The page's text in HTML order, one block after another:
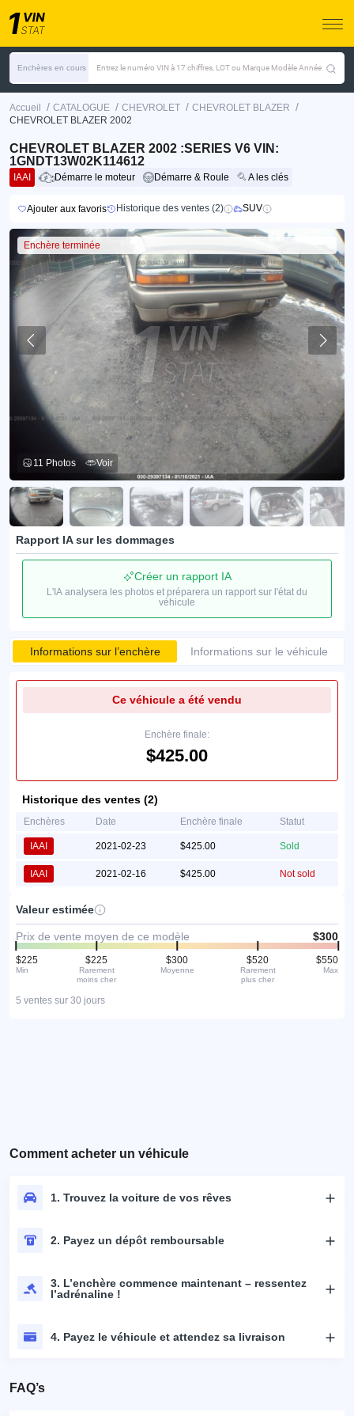
Enchères en cours Entrez le numéro VIN à 17 chiffres, LOT ou Marque Modèle Année
Accueil / CATALOGUE / CHEVROLET / CHEVROLET BLAZER /
CHEVROLET BLAZER 2002
CHEVROLET BLAZER 2002 :SERIES V6 VIN:
1GNDT13W02K114612
IAAI Démarre le moteur Démarre & Roule A les clés
Ajouter aux favoris Historique des ventes (2) SUV
Enchère terminée
11 Photos Voir
Rapport IA sur les dommages
Créer un rapport IA
L'IA analysera les photos et préparera un rapport sur l'état du
véhicule
Informations sur l’enchère Informations sur le véhicule
Ce véhicule a été vendu
Enchère finale:
$425.00
Historique des ventes (2)
Enchères Date Enchère finale Statut
IAAI 2021-02-23 $425.00 Sold
IAAI 2021-02-16 $425.00 Not sold
Valeur estimée
Prix de vente moyen de ce modèle $300
$225
Min
$225
Rarement
moins cher
$300
Moyenne
$520
Rarement
plus cher
$550
Max
5 ventes sur 30 jours
Comment acheter un véhicule
1. Trouvez la voiture de vos rêves
2. Payez un dépôt remboursable
3. L’enchère commence maintenant – ressentez
l’adrénaline !
4. Payez le véhicule et attendez sa livraison
FAQ’s